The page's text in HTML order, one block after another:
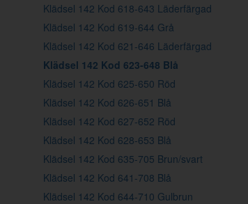
Klädsel 142 Kod 618-643 Läderfärgad
Klädsel 142 Kod 619-644 Grå
Klädsel 142 Kod 621-646 Läderfärgad
Klädsel 142 Kod 623-648 Blå
Klädsel 142 Kod 625-650 Röd
Klädsel 142 Kod 626-651 Blå
Klädsel 142 Kod 627-652 Röd
Klädsel 142 Kod 628-653 Blå
Klädsel 142 Kod 635-705 Brun/svart
Klädsel 142 Kod 641-708 Blå
Klädsel 142 Kod 644-710 Gulbrun